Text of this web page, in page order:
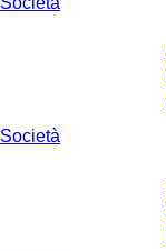
Società